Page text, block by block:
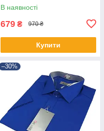
В наявності
679 ₴ 970 ₴
Купити
–30%